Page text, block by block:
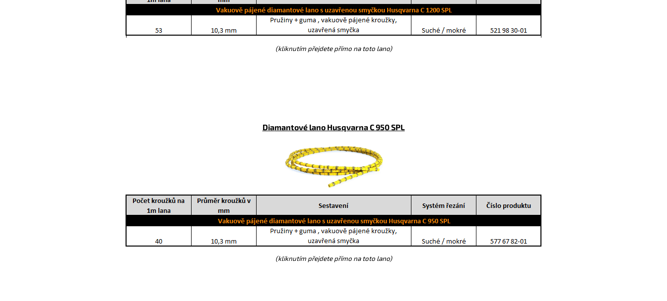
(kliknutím přejdete přímo na toto lano)
Diamantové lano HusqvarnaC 950 SPL
(kliknutím přejdete přímo na toto lano)